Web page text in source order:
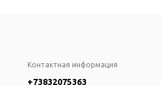
Контактная информация
+73832075363